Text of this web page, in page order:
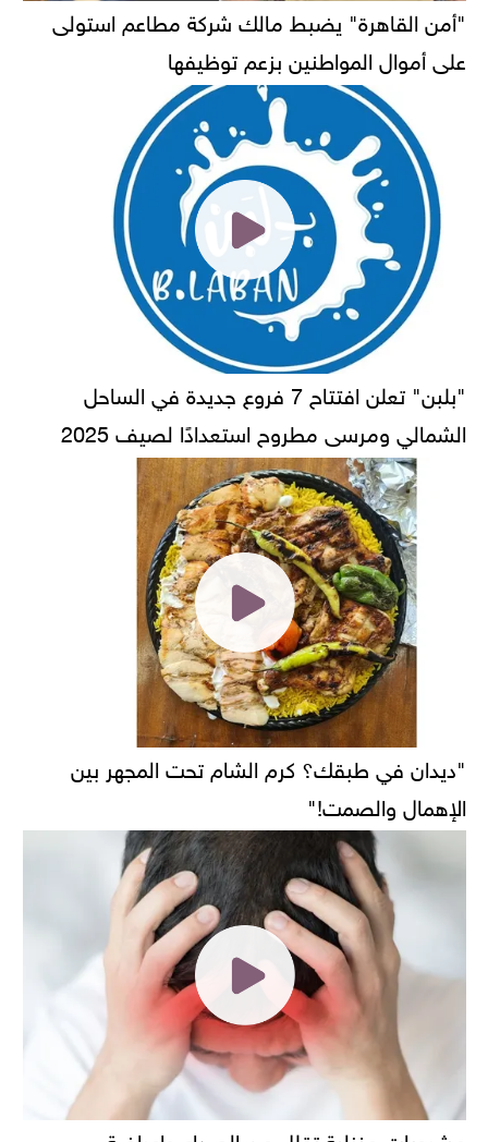
"أمن القاهرة" يضبط مالك شركة مطاعم استولى
على أموال المواطنين بزعم توظيفها
"بلبن" تعلن افتتاح 7 فروع جديدة في الساحل
الشمالي ومرسى مطروح استعدادًا لصيف 2025
"ديدان في طبقك؟ كرم الشام تحت المجهر بين
الإهمال والصمت!"